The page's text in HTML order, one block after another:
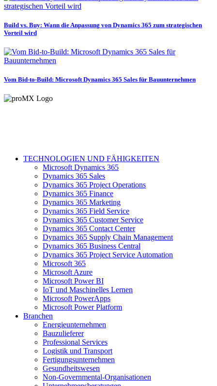
Build vs. Buy: Wann die Anpassung von Dynamics 365 zum strategischen
Vorteil wird
Vom Bid-to-Build: Microsoft Dynamics 365 Sales für Bauunternehmen
TECHNOLOGIEN UND FÄHIGKEITEN
Microsoft Dynamics 365
Dynamics 365 Sales
Dynamics 365 Project Operations
Dynamics 365 Finance
Dynamics 365 Marketing
Dynamics 365 Field Service
Dynamics 365 Customer Service
Dynamics 365 Contact Center
Dynamics 365 Supply Chain Management
Dynamics 365 Business Central
Dynamics 365 Project Service Automation
Microsoft 365
Microsoft Azure
Microsoft Power BI
IoT und Maschinelles Lernen
Microsoft PowerApps
Microsoft Power Platform
Branchen
Energieunternehmen
Bauzulieferer
Professional Services
Logistik und Transport
Fertigungsunternehmen
Gesundheitswesen
Non-Governmental-Organisationen